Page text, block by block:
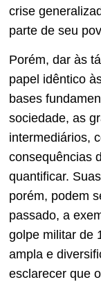
crise
parte de seu
Porém, dar às
papel idêntico
bases
sociedade, as
intermediários,
consequências
quantificar.
porém, podem
passado, a
golpe militar de
ampla e
esclarecer que